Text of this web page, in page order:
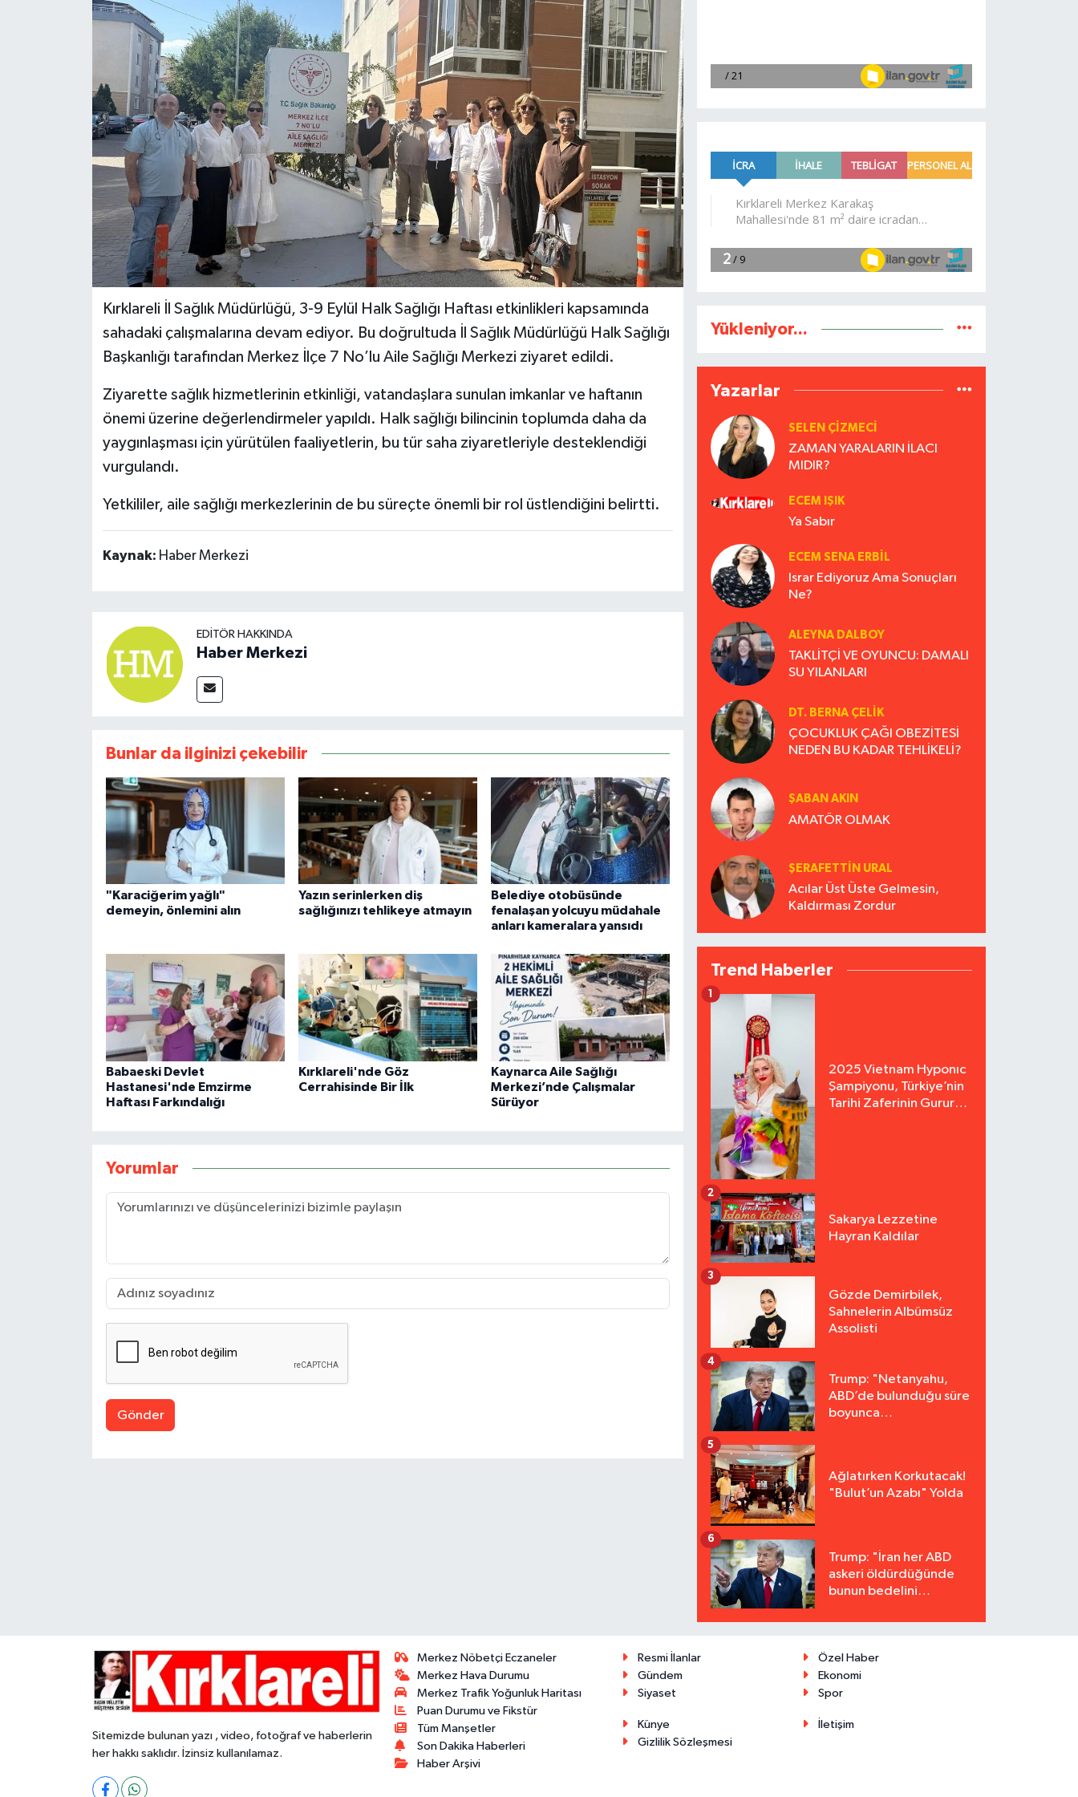
Kırklareli İl Sağlık Müdürlüğü, 3-9 Eylül Halk Sağlığı Haftası etkinlikleri kapsamında
sahadaki çalışmalarına devam ediyor. Bu doğrultuda İl Sağlık Müdürlüğü Halk Sağlığı
Başkanlığı tarafından Merkez İlçe 7 No’lu Aile Sağlığı Merkezi ziyaret edildi.
Ziyarette sağlık hizmetlerinin etkinliği, vatandaşlara sunulan imkanlar ve haftanın
önemi üzerine değerlendirmeler yapıldı. Halk sağlığı bilincinin toplumda daha da
yaygınlaşması için yürütülen faaliyetlerin, bu tür saha ziyaretleriyle desteklendiği
vurgulandı.
Yetkililer, aile sağlığı merkezlerinin de bu süreçte önemli bir rol üstlendiğini belirtti.
Kaynak: Haber Merkezi
EDITÖR HAKKINDA
Haber Merkezi
Bunlar da ilginizi çekebilir
"Karaciğerim yağlı"
demeyin, önlemini alın
Yazın serinlerken diş
sağlığınızı tehlikeye atmayın
Belediye otobüsünde
fenalaşan yolcuyu müdahale
anları kameralara yansıdı
Babaeski Devlet
Hastanesi'nde Emzirme
Haftası Farkındalığı
Kırklareli'nde Göz
Cerrahisinde Bir İlk
Kaynarca Aile Sağlığı
Merkezi’nde Çalışmalar
Sürüyor
Yorumlar
Gönder
Yükleniyor...
Yazarlar
SELEN ÇİZMECİ
ZAMAN YARALARIN İLACI
MIDIR?
ECEM IŞIK
Ya Sabır
ECEM SENA ERBIL
Israr Ediyoruz Ama Sonuçları
Ne?
ALEYNA DALBOY
TAKLİTÇİ VE OYUNCU: DAMALI
SU YILANLARI
DT. BERNA ÇELIK
ÇOCUKLUK ÇAĞI OBEZİTESİ
NEDEN BU KADAR TEHLİKELİ?
ŞABAN AKIN
AMATÖR OLMAK
ŞERAFETTIN URAL
Acılar Üst Üste Gelmesin,
Kaldırması Zordur
Trend Haberler
2025 Vietnam Hyponıc
Şampiyonu, Türkiye’nin
Tarihi Zaferinin Gururu
1
Sakarya Lezzetine
Hayran Kaldılar
2
Gözde Demirbilek,
Sahnelerin Albümsüz
Assolisti
3
Trump: "Netanyahu,
ABD’de bulunduğu süre
boyunca
4
Ağlatırken Korkutacak!
"Bulut’un Azabı" Yolda
5
Trump: "İran her ABD
askeri öldürdüğünde
bunun bedelini
6
Sitemizde bulunan yazı , video, fotoğraf ve haberlerin
her hakkı saklıdır. İzinsiz kullanılamaz.
Merkez Nöbetçi Eczaneler
Merkez Hava Durumu
Merkez Trafik Yoğunluk Haritası
Puan Durumu ve Fikstür
Tüm Manşetler
Son Dakika Haberleri
Haber Arşivi
Resmi İlanlar
Özel Haber
Gündem
Ekonomi
Siyaset
Spor
Künye
İletişim
Gizlilik Sözleşmesi